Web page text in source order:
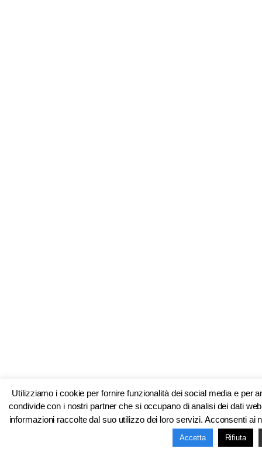
Utilizziamo i cookie per fornire funzionalità dei social media e per
condivide con i nostri partner che si occupano di analisi dei dati
informazioni raccolte dal suo utilizzo dei loro servizi. Acconsenti
Accetta Rifiuta